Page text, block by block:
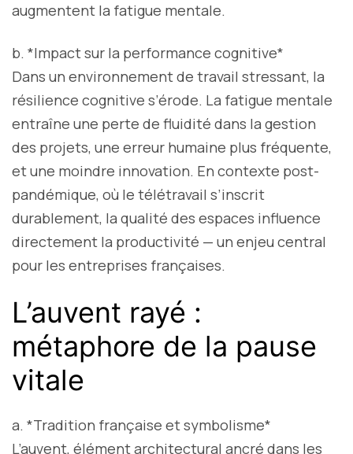
augmentent la fatigue mentale.
b. *Impact sur la performance cognitive*
Dans un environnement de travail stressant, la
résilience cognitive s’érode. La fatigue mentale
entraîne une perte de fluidité dans la gestion
des projets, une erreur humaine plus fréquente,
et une moindre innovation. En contexte post-
pandémique, où le télétravail s’inscrit
durablement, la qualité des espaces influence
directement la productivité — un enjeu central
pour les entreprises françaises.
L’auvent rayé :
métaphore de la pause
vitale
a. *Tradition française et symbolisme*
L’auvent, élément architectural ancré dans les